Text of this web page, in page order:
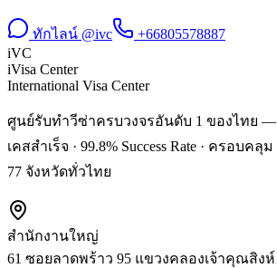
ทักไลน์ @ivc
+66805578887
iVC
iVisa Center
International Visa Center
ศูนย์รับทำวีซ่าครบวงจรอันดับ 1 ของไทย —
เคสสำเร็จ · 99.8% Success Rate · ครอบคลุ
77 จังหวัดทั่วไทย
สำนักงานใหญ่
61 ซอยลาดพร้าว 95 แขวงคลองเจ้าคุณสิงห์